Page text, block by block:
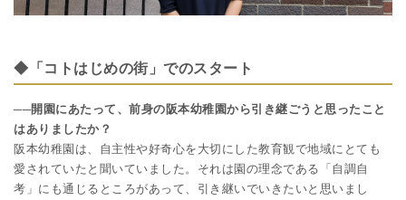
◆「コトはじめの街」でのスタート
──開園にあたって、前身の阪本幼稚園から引き継ごうと思ったこと
はありましたか？
阪本幼稚園は、自主性や好奇心を大切にした教育観で地域にとても
愛されていたと聞いていました。それは園の理念である「自調自
考」にも通じるところがあって、引き継いでいきたいと思いまし